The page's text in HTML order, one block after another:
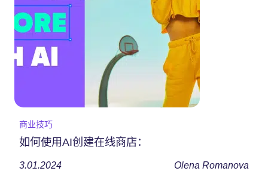
商业技巧
如何使用AI创建在线商店：
3.01.2024 Olena Romanova